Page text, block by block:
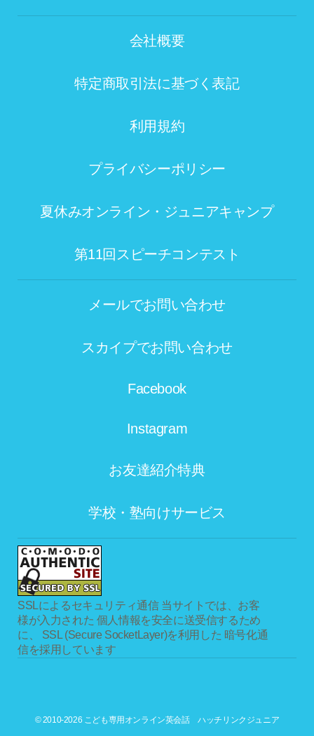
会社概要
特定商取引法に基づく表記
利用規約
プライバシーポリシー
夏休みオンライン・ジュニアキャンプ
第11回スピーチコンテスト
メールでお問い合わせ
スカイプでお問い合わせ
Facebook
Instagram
お友達紹介特典
学校・塾向けサービス
SSLによるセキュリティ通信 当サイトでは、お客
様が入力された 個人情報を安全に送受信するため
に、 SSL (Secure SocketLayer)を利用した 暗号化通
信を採用しています
© 2010-2026 こども専用オンライン英会話 ハッチリンクジュニア